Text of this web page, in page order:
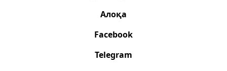
Алоқа
Facebook
Telegram